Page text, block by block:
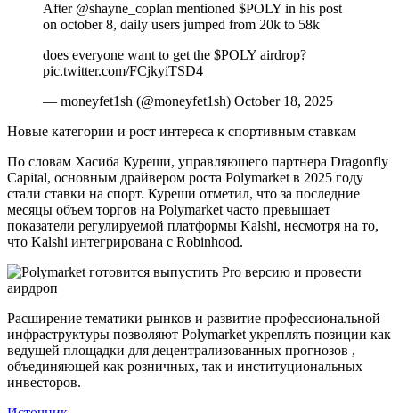
After @shayne_coplan mentioned $POLY in his post
on october 8, daily users jumped from 20k to 58k
does everyone want to get the $POLY airdrop?
pic.twitter.com/FCjkyiTSD4
— moneyfet1sh (@moneyfet1sh) October 18, 2025
Новые категории и рост интереса к спортивным ставкам
По словам Хасиба Куреши, управляющего партнера Dragonfly
Capital, основным драйвером роста Polymarket в 2025 году
стали ставки на спорт. Куреши отметил, что за последние
месяцы объем торгов на Polymarket часто превышает
показатели регулируемой платформы Kalshi, несмотря на то,
что Kalshi интегрирована с Robinhood.
Расширение тематики рынков и развитие профессиональной
инфраструктуры позволяют Polymarket укреплять позиции как
ведущей площадки для децентрализованных прогнозов ,
объединяющей как розничных, так и институциональных
инвесторов.